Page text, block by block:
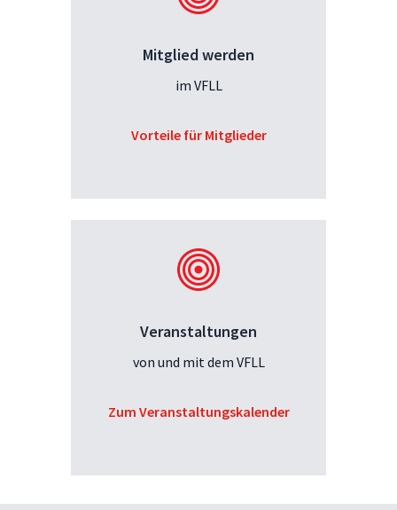
Mitglied werden
im VFLL
Vorteile für Mitglieder
Veranstaltungen
von und mit dem VFLL
Zum Veranstaltungskalender